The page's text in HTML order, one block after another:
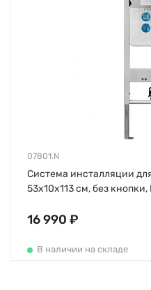
07801.N
Система инсталляции
53х10х113 см, без кнопки,
16 990 ₽
В наличии на складе